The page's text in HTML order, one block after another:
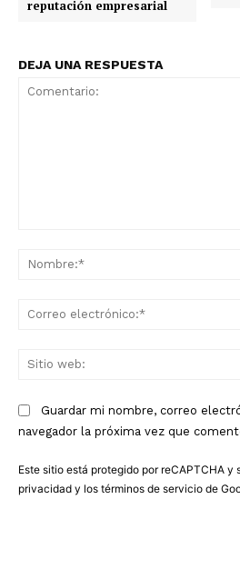
reputación empresarial
DEJA UNA RESPUESTA
Guardar mi nombre, correo
navegador la próxima vez que
Este sitio está protegido por reCAPTCHA y
privacidad y los términos de servicio de